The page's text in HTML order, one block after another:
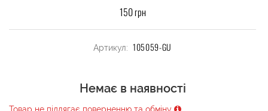
150 грн
Артикул: 105059-GU
Немає в наявності